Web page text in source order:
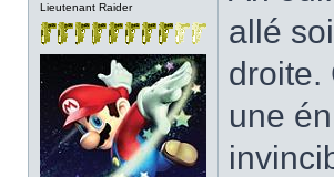
Lieutenant Raider
allé
droite.
une